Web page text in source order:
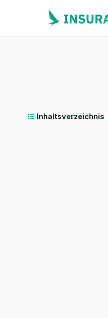
Inhaltsverzeichnis